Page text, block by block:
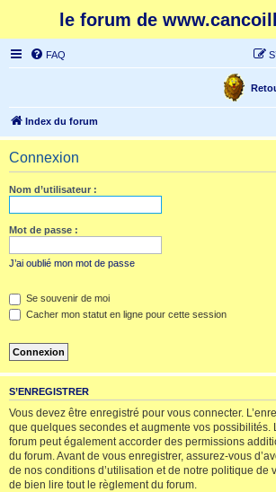
le forum de
FAQ
Index du forum
Connexion
Nom d’utilisateur :
Mot de passe :
J’ai oublié mon mot de passe
Se souvenir de moi
Cacher mon statut en ligne pour cette session
S’ENREGISTRER
Vous devez être enregistré pour vous connecter.
que quelques secondes et augmente vos possibilités.
forum peut également accorder des permissions
du forum. Avant de vous enregistrer, assurez-vous
de nos conditions d’utilisation et de notre politique de
de bien lire tout le règlement du forum.